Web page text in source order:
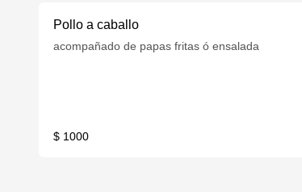
Pollo a caballo
acompañado de papas fritas ó ensalada
$ 1000